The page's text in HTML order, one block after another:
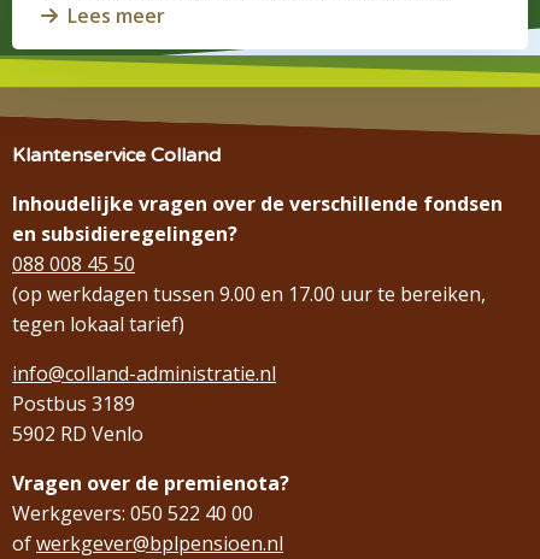
Lees meer
Klantenservice Colland
Inhoudelijke vragen over de verschillende fondsen
en subsidieregelingen?
088 008 45 50
(op werkdagen tussen 9.00 en 17.00 uur te bereiken,
tegen lokaal tarief)
info@colland-administratie.nl
Postbus 3189
5902 RD Venlo
Vragen over de premienota?
Werkgevers: 050 522 40 00
ofwerkgever@bplpensioen.nl